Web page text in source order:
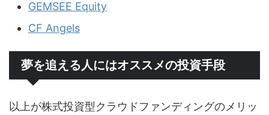
GEMSEE Equity
CF Angels
夢を追える人にはオススメの投資手段
以上が株式投資型クラウドファンディングのメリッ